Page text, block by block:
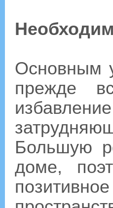
Основным
прежде
Большую
доме,